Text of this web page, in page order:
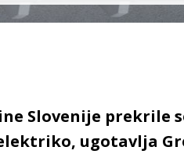
Slovenije prekrile
ugotavlja